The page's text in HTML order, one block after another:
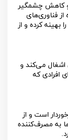
و کاهش چشمگیر
از فناوری‌های
کرده و از
می‌کند و
افرادی که
است و از
به مصرف‌کننده